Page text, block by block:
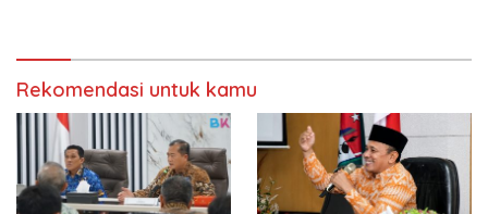
Rekomendasi untuk kamu